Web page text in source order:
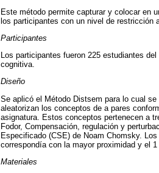
Este método permite capturar y colocar en
los participantes con un nivel de restricción
Participantes
Los participantes fueron 225 estudiantes
cognitiva.
Diseño
Se aplicó el Método Distsem para lo cual
aleatorizan los conceptos de a pares
asignatura. Estos conceptos pertenecen a
Fodor, Compensación, regulación y
Especificado (CSE) de Noam Chomsky.
correspondía con la mayor proximidad y el
Materiales